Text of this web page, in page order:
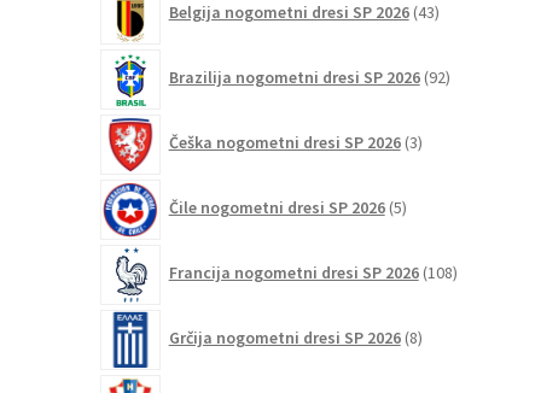
Belgija nogometni dresi SP 2026 43izdelkov
Brazilija nogometni dresi SP 2026 92izdelkov
Češka nogometni dresi SP 2026 3izdelki
Čile nogometni dresi SP 2026 5izdelkov
Francija nogometni dresi SP 2026 108izdelkov
Grčija nogometni dresi SP 2026 8izdelkov